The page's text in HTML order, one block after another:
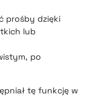
prośby dzięki
lub
po
tę funkcję w